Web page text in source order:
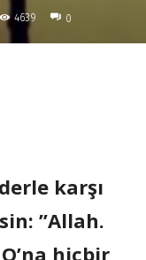
4639 0
karşı
”Allah.
hiçbir